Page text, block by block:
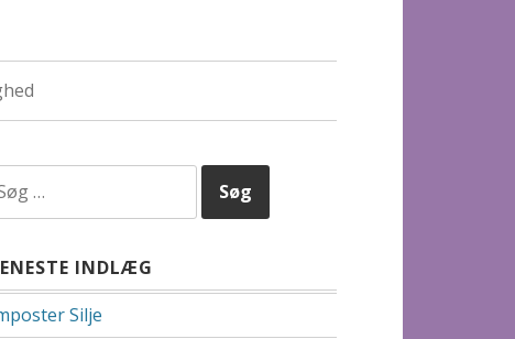
INDLÆG
Silje